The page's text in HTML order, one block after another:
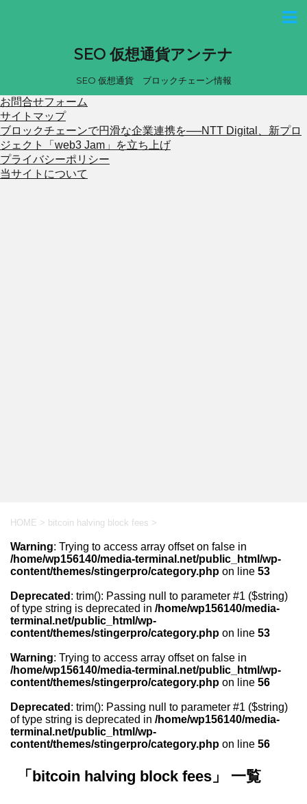
SEO 仮想通貨アンテナ
SEO 仮想通貨 ブロックチェーン情報
お問合せフォーム
サイトマップ
ブロックチェーンで円滑な企業連携を──NTT Digital、新プロ
ジェクト「web3 Jam」を立ち上げ
プライバシーポリシー
当サイトについて
HOME > bitcoin halving block fees >
Warning: Trying to access array offset on false in
/home/wp156140/media-terminal.net/public_html/wp-
content/themes/stingerpro/category.php on line 53
Deprecated : trim(): Passing null to parameter #1 ($string)
of type string is deprecated in /home/wp156140/media-
terminal.net/public_html/wp-
content/themes/stingerpro/category.php on line 53
Warning: Trying to access array offset on false in
/home/wp156140/media-terminal.net/public_html/wp-
content/themes/stingerpro/category.php on line 56
Deprecated : trim(): Passing null to parameter #1 ($string)
of type string is deprecated in /home/wp156140/media-
terminal.net/public_html/wp-
content/themes/stingerpro/category.php on line 56
「bitcoin halving block fees」 一覧